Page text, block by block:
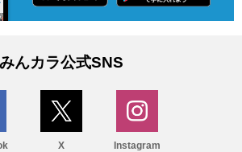
みんカラ公式SNS
X Instagram